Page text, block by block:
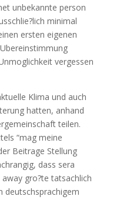
unbekannte person
minimal
ersten eigenen
vergessen
Klima und auch
hatten, anhand
teilen.
“mag meine
Beitrage Stellung
dass sera
gro?te tatsachlich
deutschsprachigem